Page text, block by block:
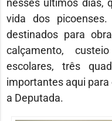
vida dos
destinados para
calçamento,
escolares, três
importantes aqui para
a Deputada.